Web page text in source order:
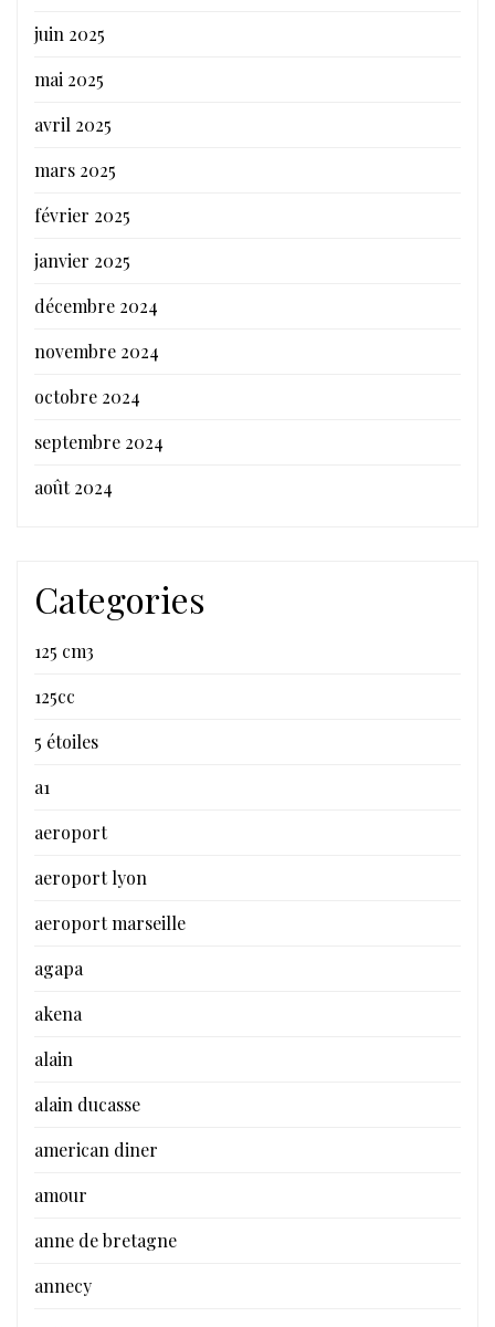
juin 2025
mai 2025
avril 2025
mars 2025
février 2025
janvier 2025
décembre 2024
novembre 2024
octobre 2024
septembre 2024
août 2024
Categories
125 cm3
125cc
5 étoiles
a1
aeroport
aeroport lyon
aeroport marseille
agapa
akena
alain
alain ducasse
american diner
amour
anne de bretagne
annecy